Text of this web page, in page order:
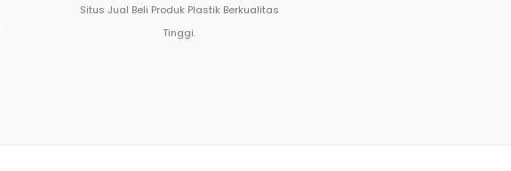
Situs Jual Beli Produk Plastik Berkualitas
Tinggi.